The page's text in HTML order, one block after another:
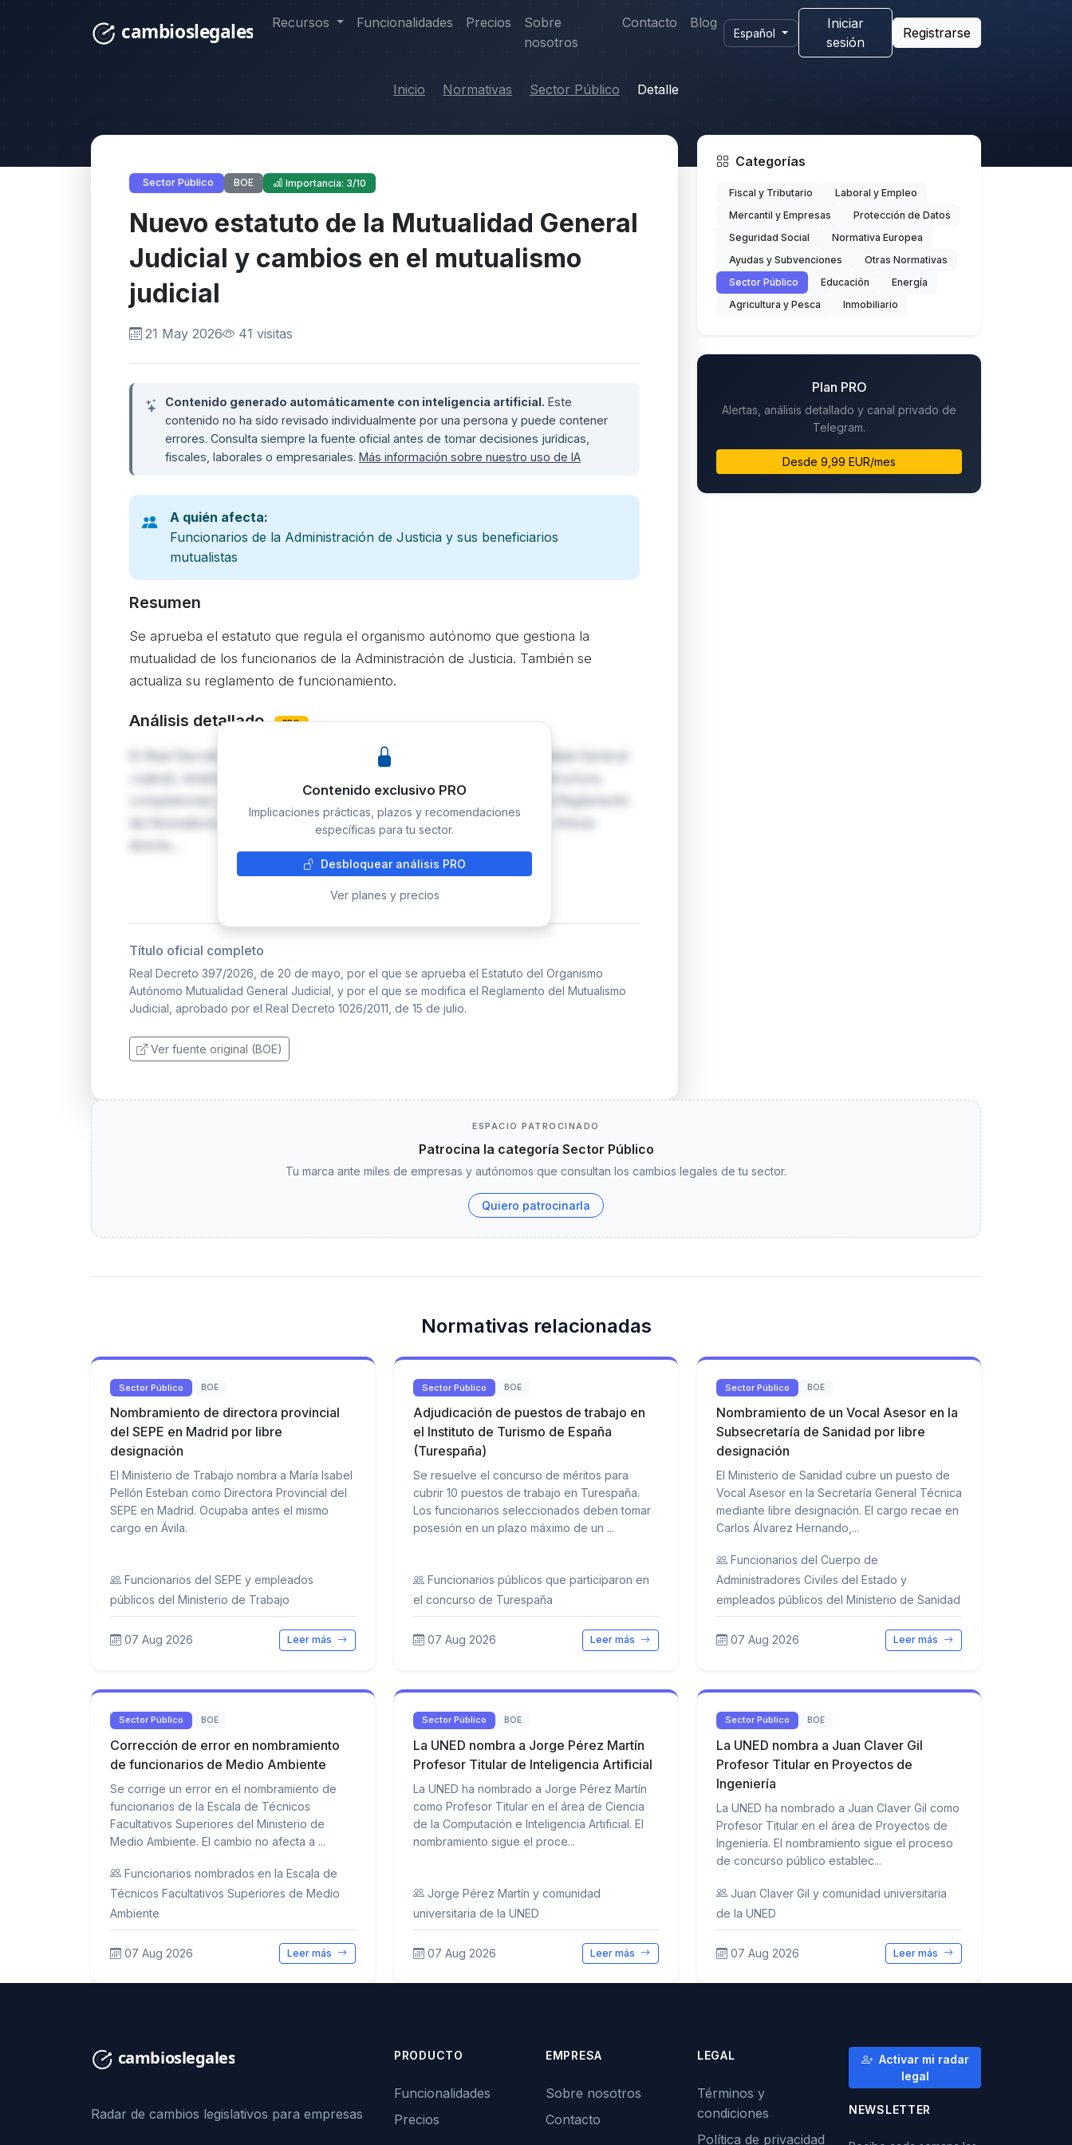
Recursos Funcionalidades Precios
Sobre
nosotros
Contacto Blog
Español
Iniciar
sesión
Registrarse
Inicio Normativas Sector Público Detalle
Sector Público BOE Importancia: 3/10
Nuevo estatuto de la Mutualidad General
Judicial y cambios en el mutualismo
judicial
21 May 2026 41 visitas
Contenido generado automáticamente con inteligencia artificial. Este
contenido no ha sido revisado individualmente por una persona y puede contener
errores. Consulta siempre la fuente oficial antes de tomar decisiones jurídicas,
fiscales, laborales o empresariales. Más información sobre nuestro uso de IA
A quién afecta:
Funcionarios de la Administración de Justicia y sus beneficiarios
mutualistas
Resumen
Se aprueba el estatuto que regula el organismo autónomo que gestiona la
mutualidad de los funcionarios de la Administración de Justicia. También se
actualiza su reglamento de funcionamiento.
Análisis detallado PRO
El Real Decreto aprueba el Estatuto del Organismo Autónomo Mutualidad General
Judicial, dotándolo de un marco jurídico actualizado que regula su estructura,
competencias y funcionamiento interno. Simultáneamente, modifica el Reglamento
del Mutualismo Judicial de 2011 para adaptarlo a la nueva regulación. Afecta
directa…
Contenido exclusivo PRO
Implicaciones prácticas, plazos y recomendaciones
específicas para tu sector.
Desbloquear análisis PRO
Ver planes y precios
Título oficial completo
Real Decreto 397/2026, de 20 de mayo, por el que se aprueba el Estatuto del Organismo
Autónomo Mutualidad General Judicial, y por el que se modifica el Reglamento del Mutualismo
Judicial, aprobado por el Real Decreto 1026/2011, de 15 de julio.
Ver fuente original (BOE)
Categorías
Fiscal y Tributario
Laboral y Empleo
Mercantil y Empresas
Protección de Datos
Seguridad Social
Normativa Europea
Ayudas y Subvenciones
Otras Normativas
Sector Público
Educación
Energía
Agricultura y Pesca
Inmobiliario
Plan PRO
Alertas, análisis detallado y canal privado de
Telegram.
Desde 9,99 EUR/mes
ESPACIO PATROCINADO
Patrocina la categoría Sector Público
Tu marca ante miles de empresas y autónomos que consultan los cambios legales de tu sector.
Quiero patrocinarla
Normativas relacionadas
Sector Público BOE
Nombramiento de directora provincial
del SEPE en Madrid por libre
designación
El Ministerio de Trabajo nombra a María Isabel
Pellón Esteban como Directora Provincial del
SEPE en Madrid. Ocupaba antes el mismo
cargo en Ávila.
Funcionarios del SEPE y empleados
públicos del Ministerio de Trabajo
07 Aug 2026 Leer más
Sector Público BOE
Adjudicación de puestos de trabajo en
el Instituto de Turismo de España
(Turespaña)
Se resuelve el concurso de méritos para
cubrir 10 puestos de trabajo en Turespaña.
Los funcionarios seleccionados deben tomar
posesión en un plazo máximo de un ...
Funcionarios públicos que participaron en
el concurso de Turespaña
07 Aug 2026 Leer más
Sector Público BOE
Nombramiento de un Vocal Asesor en la
Subsecretaría de Sanidad por libre
designación
El Ministerio de Sanidad cubre un puesto de
Vocal Asesor en la Secretaría General Técnica
mediante libre designación. El cargo recae en
Carlos Álvarez Hernando,...
Funcionarios del Cuerpo de
Administradores Civiles del Estado y
empleados públicos del Ministerio de Sanidad
07 Aug 2026 Leer más
Sector Público BOE
Corrección de error en nombramiento
de funcionarios de Medio Ambiente
Se corrige un error en el nombramiento de
funcionarios de la Escala de Técnicos
Facultativos Superiores del Ministerio de
Medio Ambiente. El cambio no afecta a ...
Funcionarios nombrados en la Escala de
Técnicos Facultativos Superiores de Medio
Ambiente
07 Aug 2026 Leer más
Sector Público BOE
La UNED nombra a Jorge Pérez Martín
Profesor Titular de Inteligencia Artificial
La UNED ha nombrado a Jorge Pérez Martín
como Profesor Titular en el área de Ciencia
de la Computación e Inteligencia Artificial. El
nombramiento sigue el proce...
Jorge Pérez Martín y comunidad
universitaria de la UNED
07 Aug 2026 Leer más
Sector Público BOE
La UNED nombra a Juan Claver Gil
Profesor Titular en Proyectos de
Ingeniería
La UNED ha nombrado a Juan Claver Gil como
Profesor Titular en el área de Proyectos de
Ingeniería. El nombramiento sigue el proceso
de concurso público establec...
Juan Claver Gil y comunidad universitaria
de la UNED
07 Aug 2026 Leer más
Radar de cambios legislativos para empresas
PRODUCTO
Funcionalidades
Precios
EMPRESA
Sobre nosotros
Contacto
LEGAL
Términos y
condiciones
Política de privacidad
Activar mi radar
legal
NEWSLETTER